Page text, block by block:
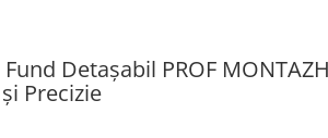
Detașabil PROF
Precizie